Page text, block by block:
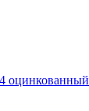
оцинкованный